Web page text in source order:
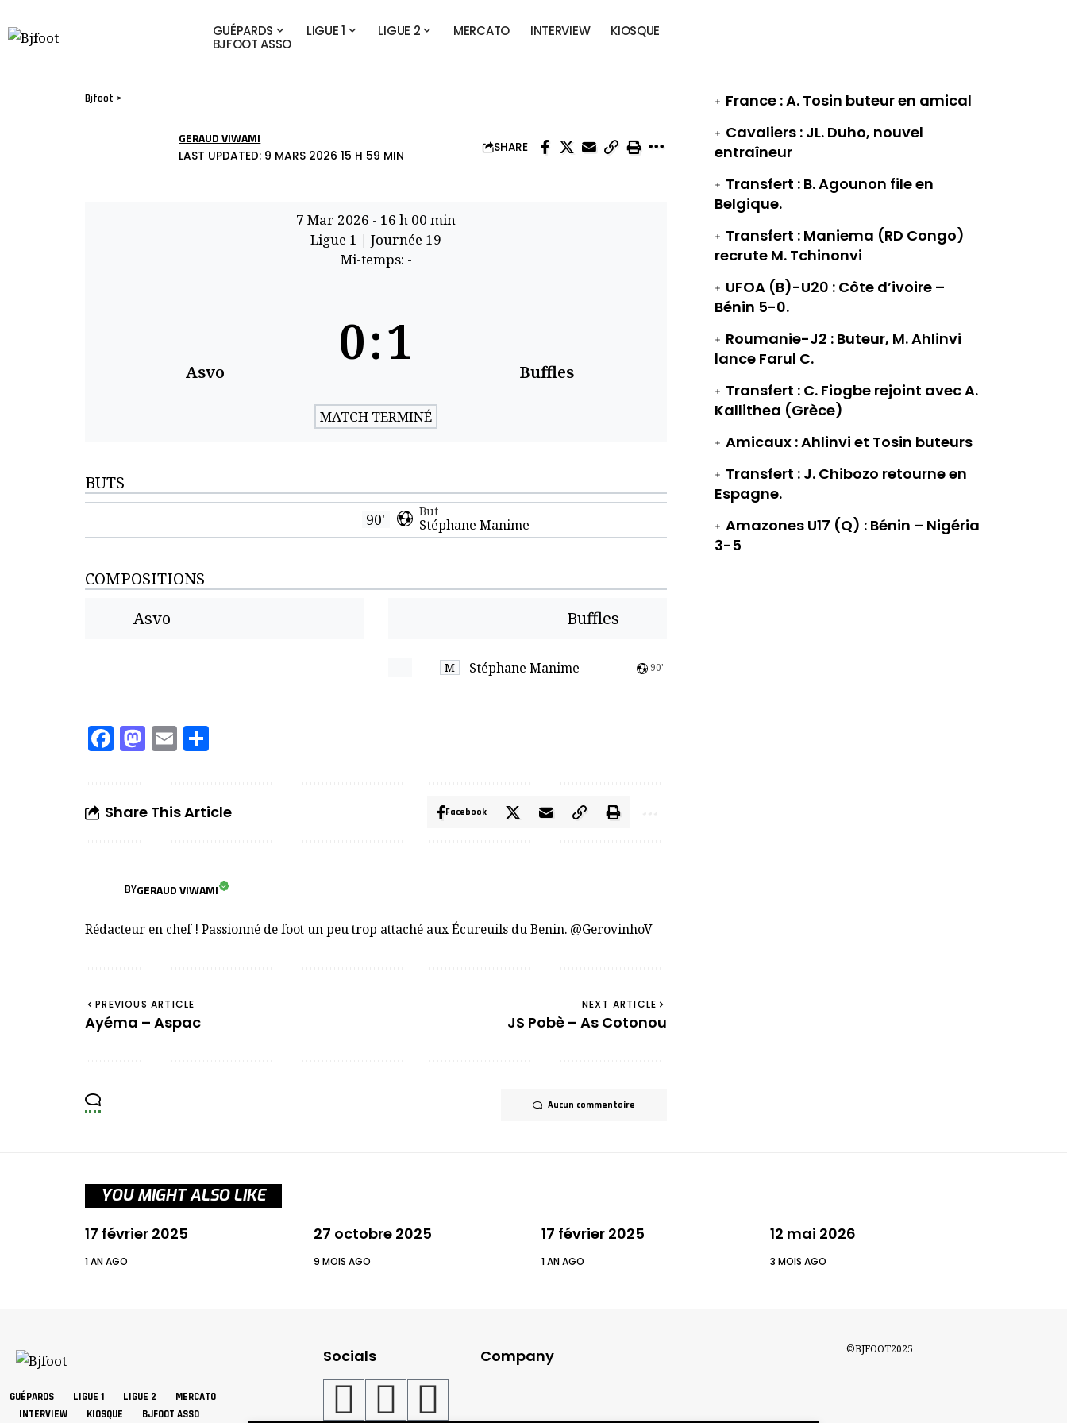
GUÉPARDS LIGUE 1 LIGUE 2 MERCATO INTERVIEW
KIOSQUE
BJFOOT ASSO
Bjfoot >
LAST UPDATED: 9 MARS 2026 15 H 59 MIN
GERAUD VIWAMI
SHARE
7 Mar 2026 - 16 h 00 min
Ligue 1 | Journée 19
Mi-temps: -
Asvo 0:1 Buffles
MATCH TERMINÉ
BUTS
90' But
Stéphane Manime
COMPOSITIONS
Asvo
Buffles
M Stéphane Manime 90'
Facebook
Mastodon
Email
Share This Article Facebook
BYGERAUD VIWAMI
Rédacteur en chef ! Passionné de foot un peu trop attaché aux Écureuils du Benin. @GerovinhoV
PREVIOUS ARTICLE
Ayéma – Aspac
NEXT ARTICLE
JS Pobè – As Cotonou
Aucun commentaire
France : A. Tosin buteur en amical
Cavaliers : JL. Duho, nouvel
entraîneur
Transfert : B. Agounon file en
Belgique.
Transfert : Maniema (RD Congo)
recrute M. Tchinonvi
UFOA (B)-U20 : Côte d’ivoire –
Bénin 5-0.
Roumanie-J2 : Buteur, M. Ahlinvi
lance Farul C.
Transfert : C. Fiogbe rejoint avec A.
Kallithea (Grèce)
Amicaux : Ahlinvi et Tosin buteurs
Transfert : J. Chibozo retourne en
Espagne.
Amazones U17 (Q) : Bénin – Nigéria
3-5
YOU MIGHT ALSO LIKE
17 février 2025
1 AN AGO
27 octobre 2025
9 MOIS AGO
17 février 2025
1 AN AGO
12 mai 2026
3 MOIS AGO
GUÉPARDS LIGUE 1 LIGUE 2
MERCATO
INTERVIEW
KIOSQUE BJFOOT ASSO
Socials Company ©BJFOOT2025